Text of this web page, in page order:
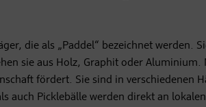
die als „Paddel“ bezeichnet werden.
sie aus Holz, Graphit oder Aluminium.
fördert. Sie sind in verschiedenen
auch Picklebälle werden direkt an